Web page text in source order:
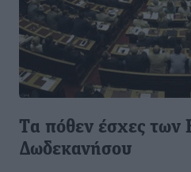
Tα πόθεν έσχες των
Δωδεκανήσου